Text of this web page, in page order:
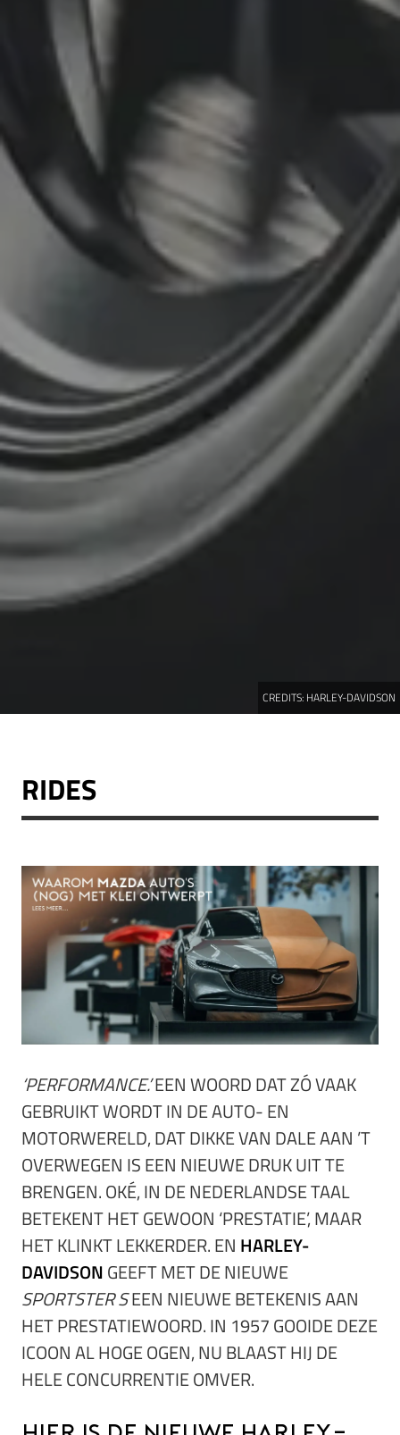
CREDITS: HARLEY-DAVIDSON
RIDES
‘PERFORMANCE.’EEN WOORD DAT ZÓ VAAK
GEBRUIKT WORDT IN DE AUTO- EN
MOTORWERELD, DAT DIKKE VAN DALE AAN ’T
OVERWEGEN IS EEN NIEUWE DRUK UIT TE
BRENGEN. OKÉ, IN DE NEDERLANDSE TAAL
BETEKENT HET GEWOON ‘PRESTATIE’, MAAR
HET KLINKT LEKKERDER. EN HARLEY-
DAVIDSONGEEFT MET DE NIEUWE
SPORTSTER SEEN NIEUWE BETEKENIS AAN
HET PRESTATIEWOORD. IN 1957 GOOIDE DEZE
ICOON AL HOGE OGEN, NU BLAAST HIJ DE
HELE CONCURRENTIE OMVER.